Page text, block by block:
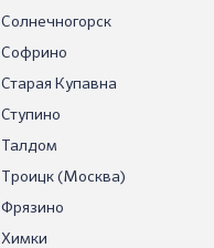
Солнечногорск
Софрино
Старая Купавна
Ступино
Талдом
Троицк (Москва)
Фрязино
Химки